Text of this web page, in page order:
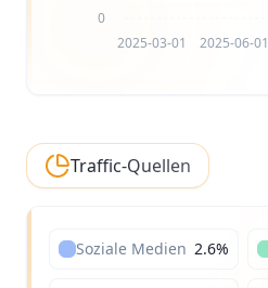
2025-03-01 2025-06-01
0
Traffic-Quellen
Soziale Medien 2.6%